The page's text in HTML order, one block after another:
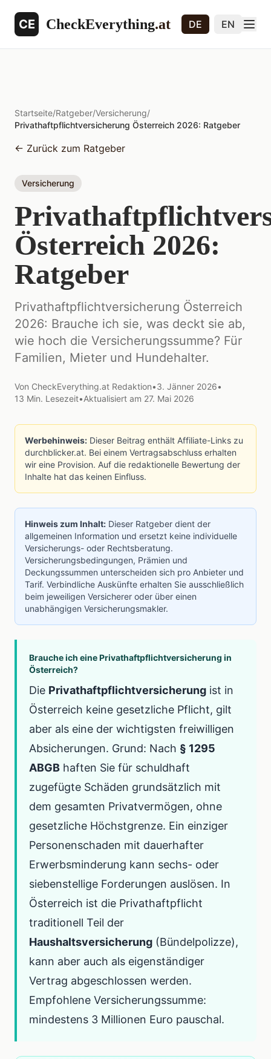
CE CheckEverything.at DE EN
Startseite/Ratgeber/Versicherung/
Privathaftpflichtversicherung Österreich 2026: Ratgeber
← Zurück zum Ratgeber
Versicherung
Österreich 2026:
Ratgeber
Privathaftpflichtversicherung Österreich
2026: Brauche ich sie, was deckt sie ab,
wie hoch die Versicherungssumme? Für
Familien, Mieter und Hundehalter.
Von CheckEverything.at Redaktion•3. Jänner 2026•
13 Min. Lesezeit•Aktualisiert am 27. Mai 2026
Werbehinweis: Dieser Beitrag enthält Affiliate-Links zu
durchblicker.at. Bei einem Vertragsabschluss erhalten
wir eine Provision. Auf die redaktionelle Bewertung der
Inhalte hat das keinen Einfluss.
Hinweis zum Inhalt: Dieser Ratgeber dient der
allgemeinen Information und ersetzt keine individuelle
Versicherungs- oder Rechtsberatung.
Versicherungsbedingungen, Prämien und
Deckungssummen unterscheiden sich pro Anbieter und
Tarif. Verbindliche Auskünfte erhalten Sie ausschließlich
beim jeweiligen Versicherer oder über einen
unabhängigen Versicherungsmakler.
Brauche ich eine Privathaftpflichtversicherung in
Österreich?
Die Privathaftpflichtversicherung ist in
Österreich keine gesetzliche Pflicht, gilt
aber als eine der wichtigsten freiwilligen
Absicherungen. Grund: Nach § 1295
ABGB haften Sie für schuldhaft
zugefügte Schäden grundsätzlich mit
dem gesamten Privatvermögen, ohne
gesetzliche Höchstgrenze. Ein einziger
Personenschaden mit dauerhafter
Erwerbsminderung kann sechs- oder
siebenstellige Forderungen auslösen. In
Österreich ist die Privathaftpflicht
traditionell Teil der
Haushaltsversicherung (Bündelpolizze),
kann aber auch als eigenständiger
Vertrag abgeschlossen werden.
Empfohlene Versicherungssumme:
mindestens 3 Millionen Euro pauschal.